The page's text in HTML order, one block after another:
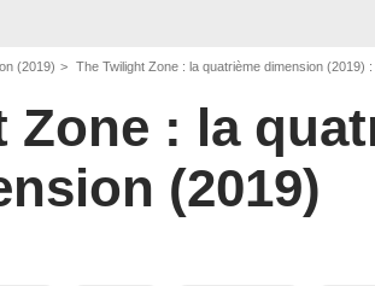
(2019) The Twilight Zone : la quatrième dimension (2019)
Zone : la
(2019)